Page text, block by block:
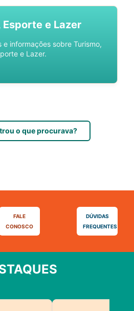
Esporte e Lazer
e informações sobre Turismo,
e Lazer.
o que procurava?
FALE
CONOSCO
DÚVIDAS
FREQUENTES